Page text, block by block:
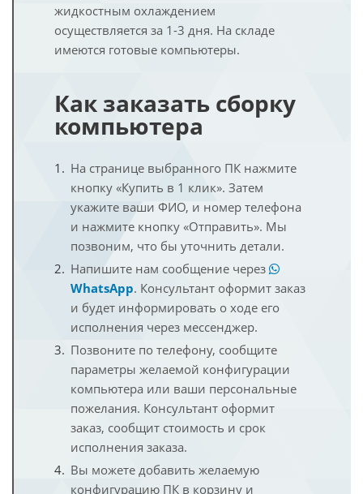
жидкостным охлаждением
осуществляется за 1-3 дня. На складе
имеются готовые компьютеры.
Как заказать сборку
компьютера
На странице выбранного ПК нажмите
кнопку «Купить в 1 клик». Затем
укажите ваши ФИО, и номер телефона
и нажмите кнопку «Отправить». Мы
позвоним, что бы уточнить детали.
Напишите нам сообщение через
WhatsApp. Консультант оформит заказ
и будет информировать о ходе его
исполнения через мессенджер.
Позвоните по телефону, сообщите
параметры желаемой конфигурации
компьютера или ваши персональные
пожелания. Консультант оформит
заказ, сообщит стоимость и срок
исполнения заказа.
Вы можете добавить желаемую
конфигурацию ПК в корзину и